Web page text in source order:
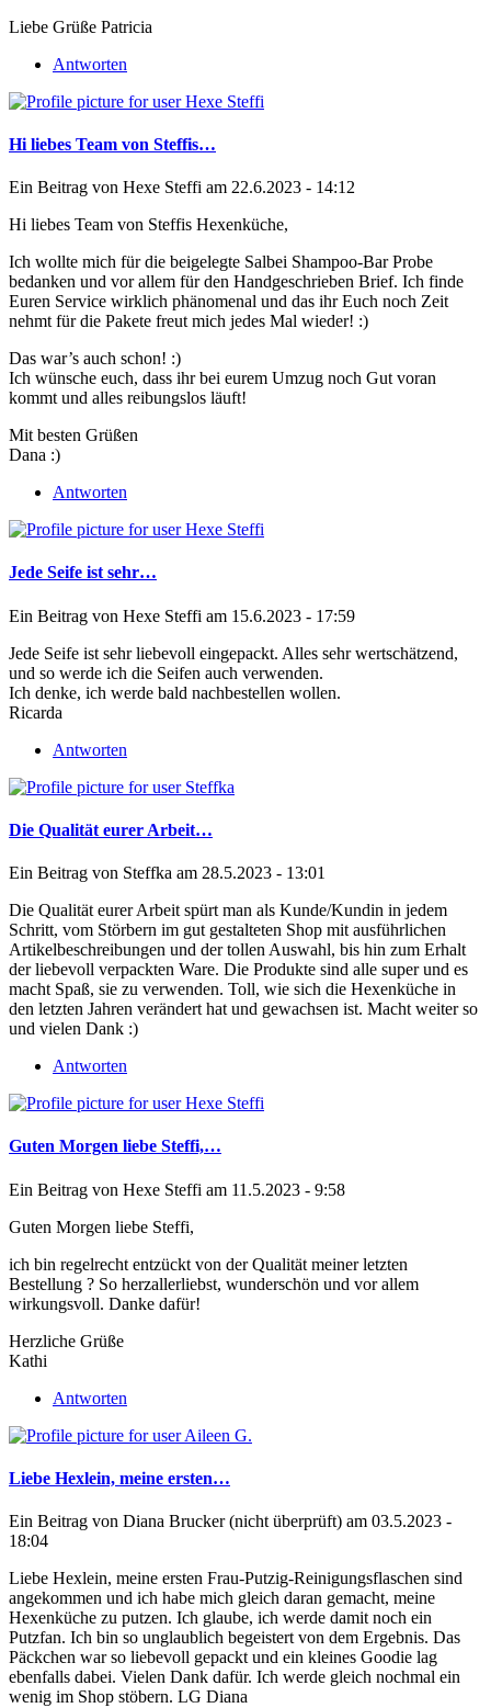
Liebe Grüße Patricia
Antworten
Hi liebes Team von Steffis…
Ein Beitrag von Hexe Steffi am 22.6.2023 - 14:12
Hi liebes Team von Steffis Hexenküche,
Ich wollte mich für die beigelegte Salbei Shampoo-Bar Probe
bedanken und vor allem für den Handgeschrieben Brief. Ich finde
Euren Service wirklich phänomenal und das ihr Euch noch Zeit
nehmt für die Pakete freut mich jedes Mal wieder! :)
Das war’s auch schon! :)
Ich wünsche euch, dass ihr bei eurem Umzug noch Gut voran
kommt und alles reibungslos läuft!
Mit besten Grüßen
Dana :)
Antworten
Jede Seife ist sehr…
Ein Beitrag von Hexe Steffi am 15.6.2023 - 17:59
Jede Seife ist sehr liebevoll eingepackt. Alles sehr wertschätzend,
und so werde ich die Seifen auch verwenden.
Ich denke, ich werde bald nachbestellen wollen.
Ricarda
Antworten
Die Qualität eurer Arbeit…
Ein Beitrag von Steffka am 28.5.2023 - 13:01
Die Qualität eurer Arbeit spürt man als Kunde/Kundin in jedem
Schritt, vom Störbern im gut gestalteten Shop mit ausführlichen
Artikelbeschreibungen und der tollen Auswahl, bis hin zum Erhalt
der liebevoll verpackten Ware. Die Produkte sind alle super und es
macht Spaß, sie zu verwenden. Toll, wie sich die Hexenküche in
den letzten Jahren verändert hat und gewachsen ist. Macht weiter so
und vielen Dank :)
Antworten
Guten Morgen liebe Steffi,…
Ein Beitrag von Hexe Steffi am 11.5.2023 - 9:58
Guten Morgen liebe Steffi,
ich bin regelrecht entzückt von der Qualität meiner letzten
Bestellung ? So herzallerliebst, wunderschön und vor allem
wirkungsvoll. Danke dafür!
Herzliche Grüße
Kathi
Antworten
Liebe Hexlein, meine ersten…
Ein Beitrag von Diana Brucker (nicht überprüft) am 03.5.2023 -
18:04
Liebe Hexlein, meine ersten Frau-Putzig-Reinigungsflaschen sind
angekommen und ich habe mich gleich daran gemacht, meine
Hexenküche zu putzen. Ich glaube, ich werde damit noch ein
Putzfan. Ich bin so unglaublich begeistert von dem Ergebnis. Das
Päckchen war so liebevoll gepackt und ein kleines Goodie lag
ebenfalls dabei. Vielen Dank dafür. Ich werde gleich nochmal ein
wenig im Shop stöbern. LG Diana